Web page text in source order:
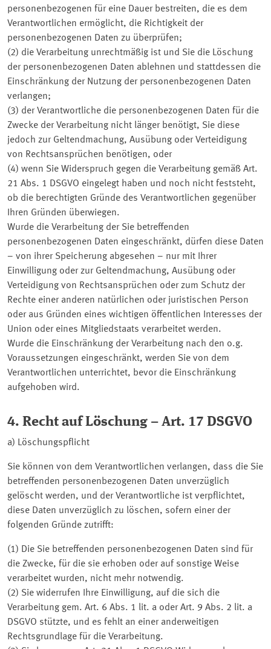
personenbezogenen für eine Dauer bestreiten, die es dem
Verantwortlichen ermöglicht, die Richtigkeit der
personenbezogenen Daten zu überprüfen;
(2) die Verarbeitung unrechtmäßig ist und Sie die Löschung
der personenbezogenen Daten ablehnen und stattdessen die
Einschränkung der Nutzung der personenbezogenen Daten
verlangen;
(3) der Verantwortliche die personenbezogenen Daten für die
Zwecke der Verarbeitung nicht länger benötigt, Sie diese
jedoch zur Geltendmachung, Ausübung oder Verteidigung
von Rechtsansprüchen benötigen, oder
(4) wenn Sie Widerspruch gegen die Verarbeitung gemäß Art.
21 Abs. 1 DSGVO eingelegt haben und noch nicht feststeht,
ob die berechtigten Gründe des Verantwortlichen gegenüber
Ihren Gründen überwiegen.
Wurde die Verarbeitung der Sie betreffenden
personenbezogenen Daten eingeschränkt, dürfen diese Daten
– von ihrer Speicherung abgesehen – nur mit Ihrer
Einwilligung oder zur Geltendmachung, Ausübung oder
Verteidigung von Rechtsansprüchen oder zum Schutz der
Rechte einer anderen natürlichen oder juristischen Person
oder aus Gründen eines wichtigen öffentlichen Interesses der
Union oder eines Mitgliedstaats verarbeitet werden.
Wurde die Einschränkung der Verarbeitung nach den o.g.
Voraussetzungen eingeschränkt, werden Sie von dem
Verantwortlichen unterrichtet, bevor die Einschränkung
aufgehoben wird.
4. Recht auf Löschung – Art. 17 DSGVO
a) Löschungspflicht
Sie können von dem Verantwortlichen verlangen, dass die Sie
betreffenden personenbezogenen Daten unverzüglich
gelöscht werden, und der Verantwortliche ist verpflichtet,
diese Daten unverzüglich zu löschen, sofern einer der
folgenden Gründe zutrifft:
(1) Die Sie betreffenden personenbezogenen Daten sind für
die Zwecke, für die sie erhoben oder auf sonstige Weise
verarbeitet wurden, nicht mehr notwendig.
(2) Sie widerrufen Ihre Einwilligung, auf die sich die
Verarbeitung gem. Art. 6 Abs. 1 lit. a oder Art. 9 Abs. 2 lit. a
DSGVO stützte, und es fehlt an einer anderweitigen
Rechtsgrundlage für die Verarbeitung.